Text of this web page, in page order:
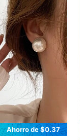
Ahorro de $0.37
en Exposición de Arte Selecciones especiales